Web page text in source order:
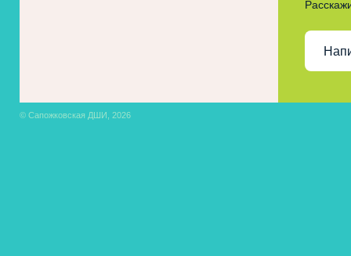
© Сапожковская ДШИ, 2026